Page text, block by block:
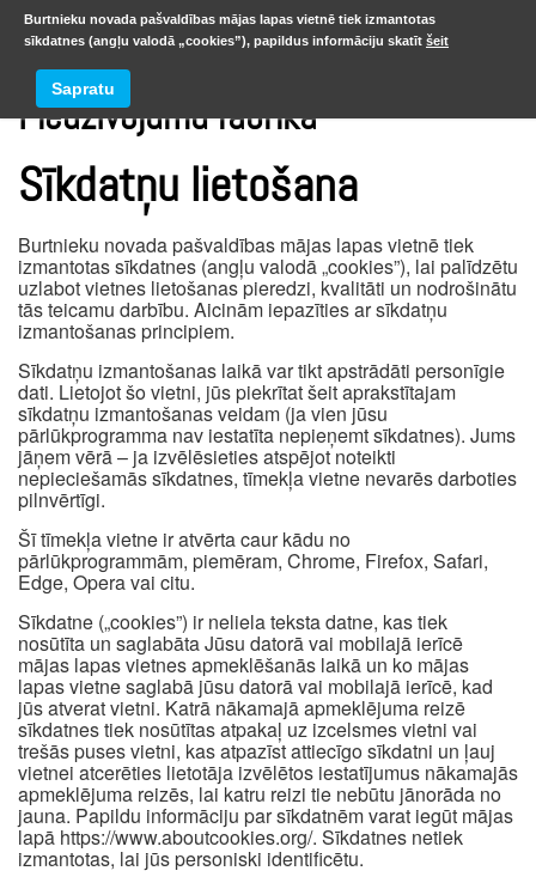
Piedzīvojumu fabrika
Sīkdatņu lietošana
Burtnieku novada pašvaldības mājas lapas vietnē tiek
izmantotas sīkdatnes (angļu valodā „cookies”), lai palīdzētu
uzlabot vietnes lietošanas pieredzi, kvalitāti un nodrošinātu
tās teicamu darbību. Aicinām iepazīties ar sīkdatņu
izmantošanas principiem.
Sīkdatņu izmantošanas laikā var tikt apstrādāti personīgie
dati. Lietojot šo vietni, jūs piekrītat šeit aprakstītajam
sīkdatņu izmantošanas veidam (ja vien jūsu
pārlūkprogramma nav iestatīta nepieņemt sīkdatnes). Jums
jāņem vērā – ja izvēlēsieties atspējot noteikti
nepieciešamās sīkdatnes, tīmekļa vietne nevarēs darboties
pilnvērtīgi.
Šī tīmekļa vietne ir atvērta caur kādu no
pārlūkprogrammām, piemēram, Chrome, Firefox, Safari,
Edge, Opera vai citu.
Sīkdatne („cookies”) ir neliela teksta datne, kas tiek
nosūtīta un saglabāta Jūsu datorā vai mobilajā ierīcē
mājas lapas vietnes apmeklēšanās laikā un ko mājas
lapas vietne saglabā jūsu datorā vai mobilajā ierīcē, kad
jūs atverat vietni. Katrā nākamajā apmeklējuma reizē
sīkdatnes tiek nosūtītas atpakaļ uz izcelsmes vietni vai
trešās puses vietni, kas atpazīst attiecīgo sīkdatni un ļauj
vietnei atcerēties lietotāja izvēlētos iestatījumus nākamajās
apmeklējuma reizēs, lai katru reizi tie nebūtu jānorāda no
jauna. Papildu informāciju par sīkdatnēm varat iegūt mājas
lapā https://www.aboutcookies.org/. Sīkdatnes netiek
izmantotas, lai jūs personiski identificētu.
Burtnieku novada pašvaldības mājas lapas vietnē tiek izmantotas
sīkdatnes (angļu valodā „cookies”), papildus informāciju skatīt šeit
Sapratu